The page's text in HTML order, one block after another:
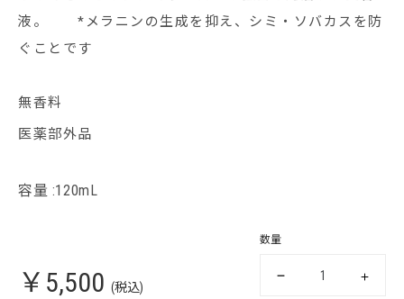
液。 *メラニンの生成を抑え、シミ・ソバカスを防
ぐことです
無香料
医薬部外品
容量 :120mL
￥5,500 (税込)
数量